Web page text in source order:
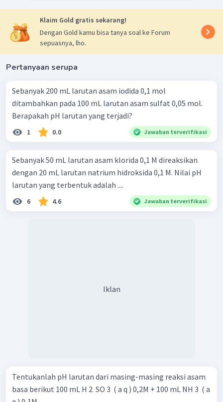
Klaim Gold gratis sekarang!
Dengan Gold kamu bisa tanya soal ke Forum
sepuasnya, lho.
Pertanyaan serupa
Sebanyak 200 mL larutan asam iodida 0,1 mol
ditambahkan pada 100 mL larutan asam sulfat 0,05 mol.
Berapakah pH larutan yang terjadi?
1 0.0 Jawaban terverifikasi
Sebanyak 50 mL larutan asam klorida 0,1 M direaksikan
dengan 20 mL larutan natrium hidroksida 0,1 M. Nilai pH
larutan yang terbentuk adalah ....
6 4.6 Jawaban terverifikasi
Iklan
Tentukanlah pH larutan dari masing-masing reaksi asam
basa berikut 100 mL H 2 ​ SO 3 ​ ( a q ) 0,2M + 100 mL NH 3 ​ ( a